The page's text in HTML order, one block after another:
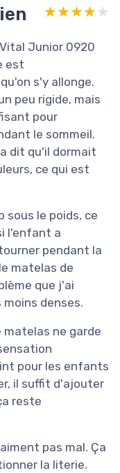
★★★★★
★★★★★
Junior 0920
est
s'y allonge.
peu rigide, mais
pour
le sommeil.
dit qu'il dormait
ce qui est
sous le poids, ce
l'enfant a
pendant la
matelas de
que j'ai
denses.
matelas ne garde
pour les enfants
il suffit d'ajouter
reste
pas mal. Ça
la literie.